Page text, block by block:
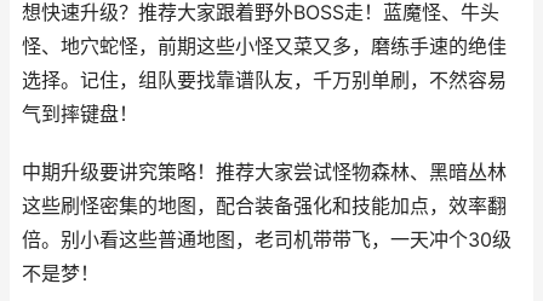
想快速升级？推荐大家跟着野外BOSS走！蓝魔怪、牛头
怪、地穴蛇怪，前期这些小怪又菜又多，磨练手速的绝佳
选择。记住，组队要找靠谱队友，千万别单刷，不然容易
气到摔键盘！
中期升级要讲究策略！推荐大家尝试怪物森林、黑暗丛林
这些刷怪密集的地图，配合装备强化和技能加点，效率翻
倍。别小看这些普通地图，老司机带带飞，一天冲个30级
不是梦！